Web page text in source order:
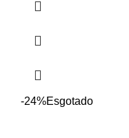
-24%Esgotado